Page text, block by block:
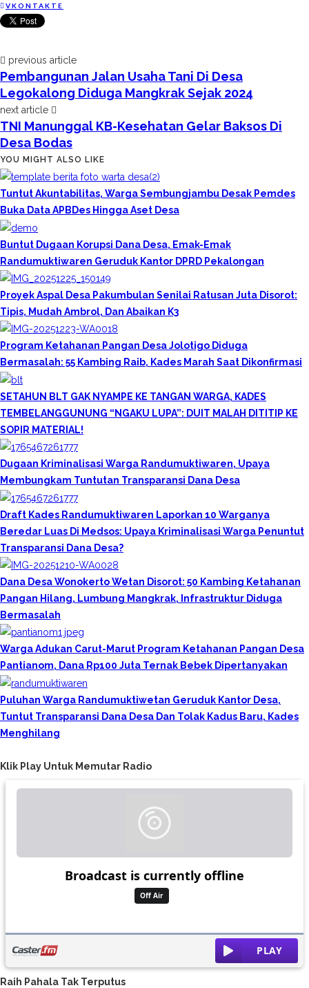
VKONTAKTE
previous article
Pembangunan Jalan Usaha Tani Di Desa
Legokalong Diduga Mangkrak Sejak 2024
next article
TNI Manunggal KB-Kesehatan Gelar Baksos Di
Desa Bodas
YOU MIGHT ALSO LIKE
Tuntut Akuntabilitas, Warga Sembungjambu Desak Pemdes
Buka Data APBDes Hingga Aset Desa
Buntut Dugaan Korupsi Dana Desa, Emak-Emak
Randumuktiwaren Geruduk Kantor DPRD Pekalongan
Proyek Aspal Desa Pakumbulan Senilai Ratusan Juta Disorot:
Tipis, Mudah Ambrol, Dan Abaikan K3
Program Ketahanan Pangan Desa Jolotigo Diduga
Bermasalah: 55 Kambing Raib, Kades Marah Saat Dikonfirmasi
SETAHUN BLT GAK NYAMPE KE TANGAN WARGA, KADES
TEMBELANGGUNUNG “NGAKU LUPA”: DUIT MALAH DITITIP KE
SOPIR MATERIAL!
Dugaan Kriminalisasi Warga Randumuktiwaren, Upaya
Membungkam Tuntutan Transparansi Dana Desa
Draft Kades Randumuktiwaren Laporkan 10 Warganya
Beredar Luas Di Medsos: Upaya Kriminalisasi Warga Penuntut
Transparansi Dana Desa?
Dana Desa Wonokerto Wetan Disorot: 50 Kambing Ketahanan
Pangan Hilang, Lumbung Mangkrak, Infrastruktur Diduga
Bermasalah
Warga Adukan Carut-Marut Program Ketahanan Pangan Desa
Pantianom, Dana Rp100 Juta Ternak Bebek Dipertanyakan
Puluhan Warga Randumuktiwetan Geruduk Kantor Desa,
Tuntut Transparansi Dana Desa Dan Tolak Kadus Baru, Kades
Menghilang
Klik Play Untuk Memutar Radio
Raih Pahala Tak Terputus